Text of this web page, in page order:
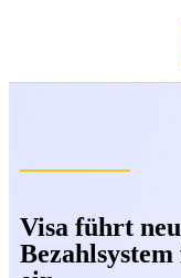
Visa führt